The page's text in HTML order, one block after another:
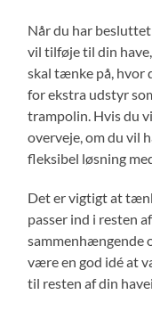
Når du har
vil tilføje til din
skal tænke på, hvor
for ekstra udstyr
trampolin. Hvis du
overveje, om du vil
fleksibel løsning
Det er vigtigt at
passer ind i resten
sammenhængende
være en god idé at
til resten af ​​din